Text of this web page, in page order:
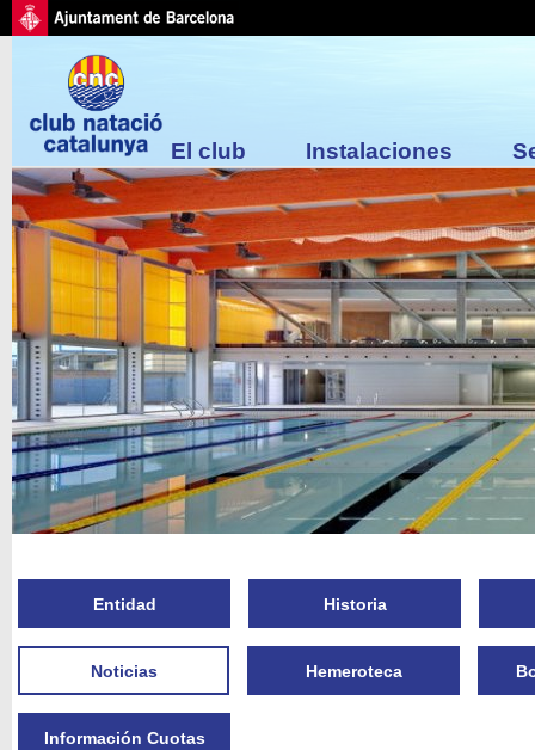
El club Instalaciones
Entidad Historia
Noticias Hemeroteca
Información Cuotas